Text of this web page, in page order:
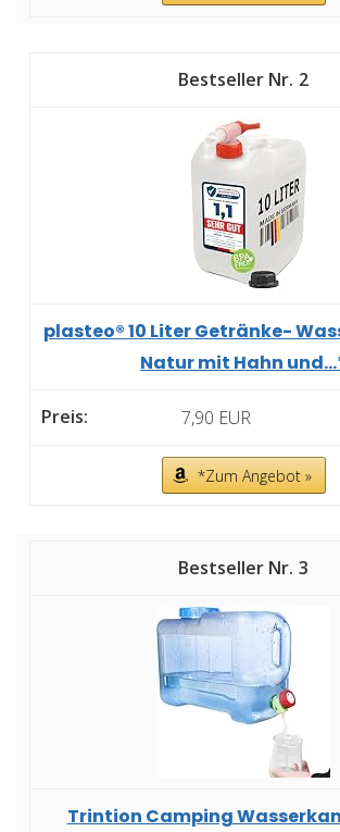
2
plasteo® 10 Liter Getränke-
Natur mit Hahn
7,90 EUR
*Zum Angebot »
3
Trintion Camping